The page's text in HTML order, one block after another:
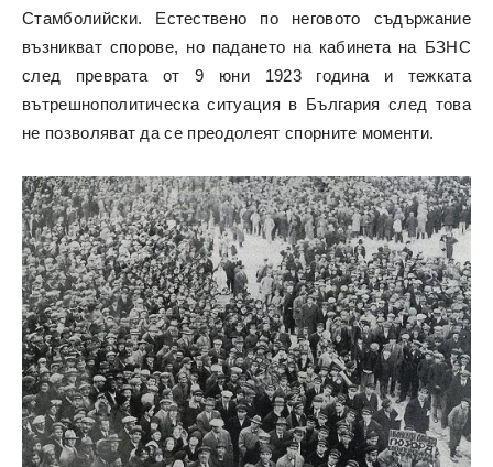
Стамболийски. Естествено по неговото съдържание
възникват спорове, но падането на кабинета на БЗНС
след преврата от 9 юни 1923 година и тежката
вътрешнополитическа ситуация в България след това
не позволяват да се преодолеят спорните моменти.